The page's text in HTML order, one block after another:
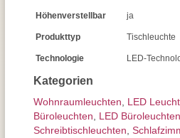
Kategorien
Wohnraum­leuchten LED
Büroleuchten
LED Büroleuchten
Schreibtisch­leuchten
Höhenverstellbar ja
Produkttyp Tischleuchte
Technologie LED-